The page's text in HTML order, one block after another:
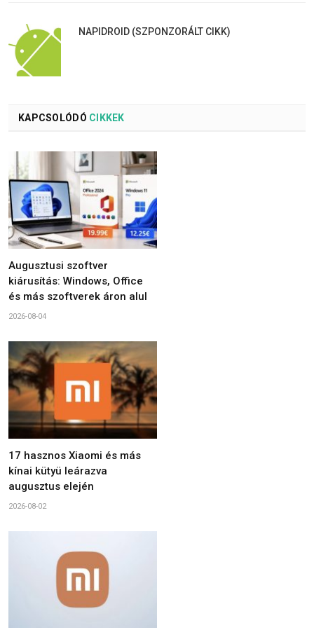
NAPIDROID (SZPONZORÁLT CIKK)
KAPCSOLÓDÓ CIKKEK
Augusztusi szoftver
kiárusítás: Windows, Office
és más szoftverek áron alul
2026-08-04
17 hasznos Xiaomi és más
kínai kütyü leárazva
augusztus elején
2026-08-02